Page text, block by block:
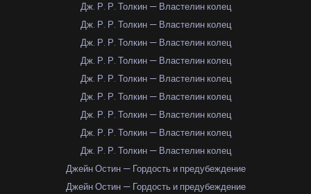
Дж. Р. Р. Толкин — Властелин колец
Дж. Р. Р. Толкин — Властелин колец
Дж. Р. Р. Толкин — Властелин колец
Дж. Р. Р. Толкин — Властелин колец
Дж. Р. Р. Толкин — Властелин колец
Дж. Р. Р. Толкин — Властелин колец
Дж. Р. Р. Толкин — Властелин колец
Дж. Р. Р. Толкин — Властелин колец
Дж. Р. Р. Толкин — Властелин колец
Джейн Остин — Гордость и предубеждение
Джейн Остин — Гордость и предубеждение